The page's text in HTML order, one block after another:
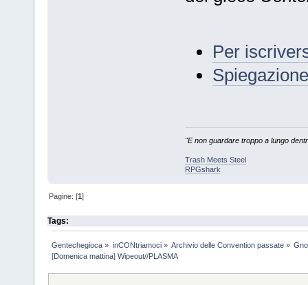
Per
"E non guardare troppo a lungo
Trash Meets Steel
RPGshark
Pagine: [1]
Tags:
Gentechegioca » inCONtriamoci» Archivio delle Convention passate»
[Domenica mattina] Wipeout//PLASMA